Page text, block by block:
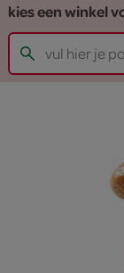
kies een winkel